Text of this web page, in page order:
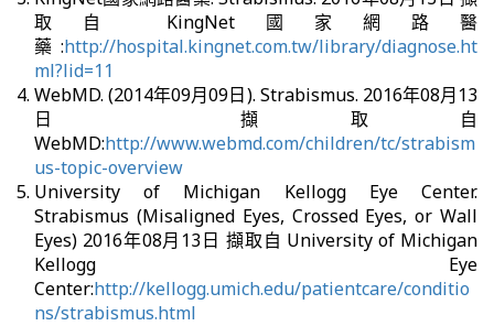
取自 KingNet國家網路醫
藥:http://hospital.kingnet.com.tw/library/diagnose.ht
ml?lid=11
WebMD. (2014年09月09日). Strabismus. 2016年08月13
日 擷取自
WebMD:http://www.webmd.com/children/tc/strabism
us-topic-overview
University of Michigan Kellogg Eye Center.
Strabismus (Misaligned Eyes, Crossed Eyes, or Wall
Eyes) 2016年08月13日 擷取自 University of Michigan
Kellogg Eye
Center:http://kellogg.umich.edu/patientcare/conditio
ns/strabismus.html